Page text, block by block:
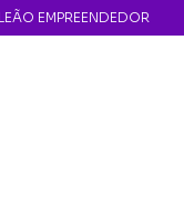
EMPREENDEDOR